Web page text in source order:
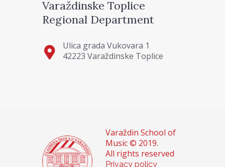
Varaždinske Toplice
Regional Department
Ulica grada Vukovara 1
42223 Varaždinske Toplice
Varaždin School of
Music © 2019.
All rights reserved
Privacy policy